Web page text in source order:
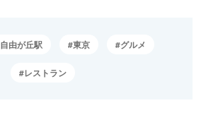
自由が丘駅 東京 グルメ
レストラン